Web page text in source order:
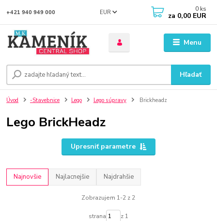
Menu
EUR
Hľadať
+421 940 949 000 0 ks
za 0,00 EUR
Úvod -Stavebnice Lego Lego súpravy Brickheadz
Lego BrickHeadz
Upresniť parametre
Najnovšie Najlacnejšie Najdrahšie
Zobrazujem 1-2 z 2
strana z 1